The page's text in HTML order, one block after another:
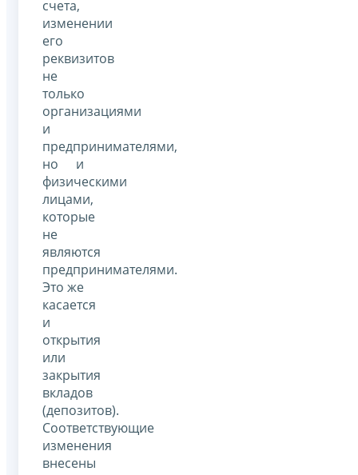
счета,
изменении
его
реквизитов
не
только
организациями
и
предпринимателями,
но и
физическими
лицами,
которые
не
являются
предпринимателями.
Это же
касается
и
открытия
или
закрытия
вкладов
(депозитов).
Соответствующие
изменения
внесены